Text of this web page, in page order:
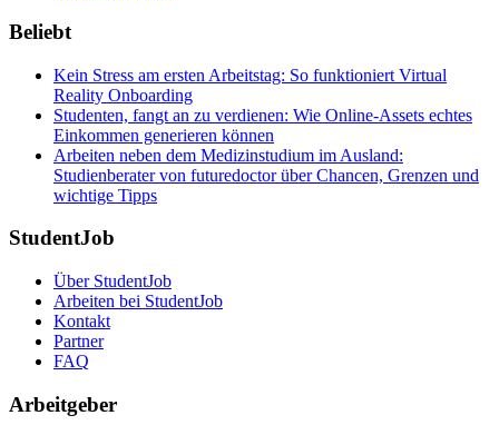
Beliebt
Kein Stress am ersten Arbeitstag: So funktioniert Virtual
Reality Onboarding
Studenten, fangt an zu verdienen: Wie Online-Assets echtes
Einkommen generieren können
Arbeiten neben dem Medizinstudium im Ausland:
Studienberater von futuredoctor über Chancen, Grenzen und
wichtige Tipps
StudentJob
Über StudentJob
Arbeiten bei StudentJob
Kontakt
Partner
FAQ
Arbeitgeber